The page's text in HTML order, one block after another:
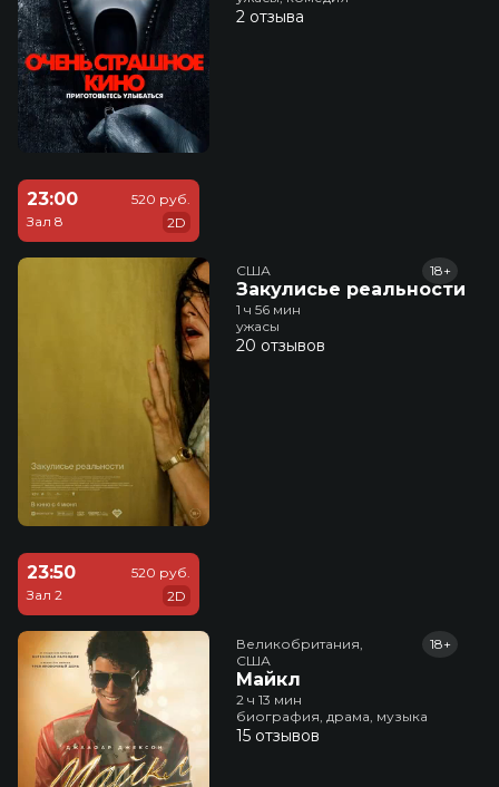
2 отзыва
23:00
Зал 8
520 руб.
2D
США
Закулисье реальности
18+
1 ч 56 мин
ужасы
20 отзывов
23:50
Зал 2
520 руб.
2D
Великобритания,
США
Майкл
18+
2 ч 13 мин
биография, драма, музыка
15 отзывов